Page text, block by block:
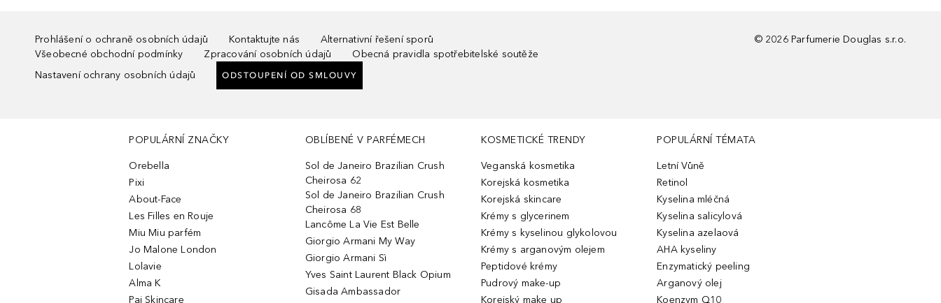
Prohlášení o ochraně osobních údajů Kontaktujte nás
Alternativní řešení sporů
Všeobecné obchodní podmínky
Zpracování osobních údajů
Obecná pravidla spotřebitelské soutěže
Nastavení ochrany osobních údajů
ODSTOUPENÍ OD SMLOUVY
© 2026 Parfumerie Douglas s.r.o.
POPULÁRNÍ ZNAČKY
Orebella
Pixi
About-Face
Les Filles en Rouje
Miu Miu parfém
Jo Malone London
Lolavie
Alma K
Pai Skincare
OBLÍBENÉ V PARFÉMECH
Sol de Janeiro Brazilian Crush
Cheirosa 62
Sol de Janeiro Brazilian Crush
Cheirosa 68
Lancôme La Vie Est Belle
Giorgio Armani My Way
Giorgio Armani Sì
Yves Saint Laurent Black Opium
Gisada Ambassador
KOSMETICKÉ TRENDY
Veganská kosmetika
Korejská kosmetika
Korejská skincare
Krémy s glycerinem
Krémy s kyselinou glykolovou
Krémy s arganovým olejem
Peptidové krémy
Pudrový make-up
Korejský make up
POPULÁRNÍ TÉMATA
Letní Vůně
Retinol
Kyselina mléčná
Kyselina salicylová
Kyselina azelaová
AHA kyseliny
Enzymatický peeling
Arganový olej
Koenzym Q10